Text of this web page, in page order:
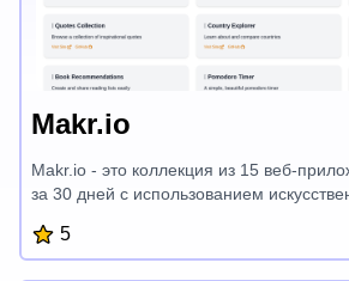
Makr.io
Makr.io - это коллекция из 15 веб-
за 30 дней с использованием
преобразование SVG в PNG,
электронной почты, RSS-читатель,
5